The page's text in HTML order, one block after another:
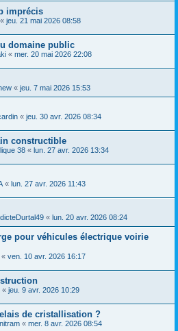
imprécis
« jeu. 21 mai 2026 08:58
domaine public
« mer. 20 mai 2026 22:08
« jeu. 7 mai 2026 15:53
« jeu. 30 avr. 2026 08:34
constructible
38 « lun. 27 avr. 2026 13:34
« lun. 27 avr. 2026 11:43
« lun. 20 avr. 2026 08:24
pour véhicules électrique voirie
« ven. 10 avr. 2026 16:17
« jeu. 9 avr. 2026 10:29
de cristallisation ?
« mer. 8 avr. 2026 08:54